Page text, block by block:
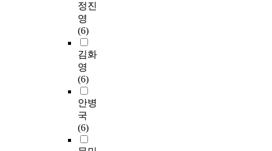
정진
영
(6)
김화
영
(6)
안병
국
(6)